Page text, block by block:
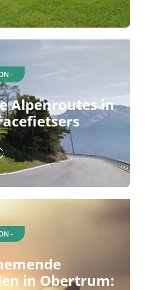
-
Alpenroutes in
-
in Obertrum: